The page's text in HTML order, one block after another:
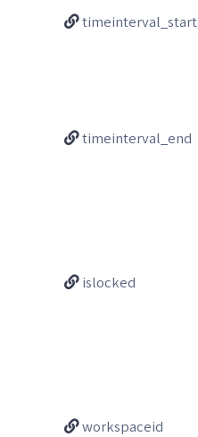
timeinterval_start
timeinterval_end
islocked
workspaceid